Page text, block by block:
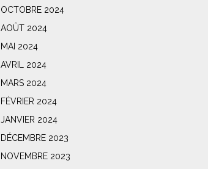
OCTOBRE 2024
AOÛT 2024
MAI 2024
AVRIL 2024
MARS 2024
FÉVRIER 2024
JANVIER 2024
DÉCEMBRE 2023
NOVEMBRE 2023